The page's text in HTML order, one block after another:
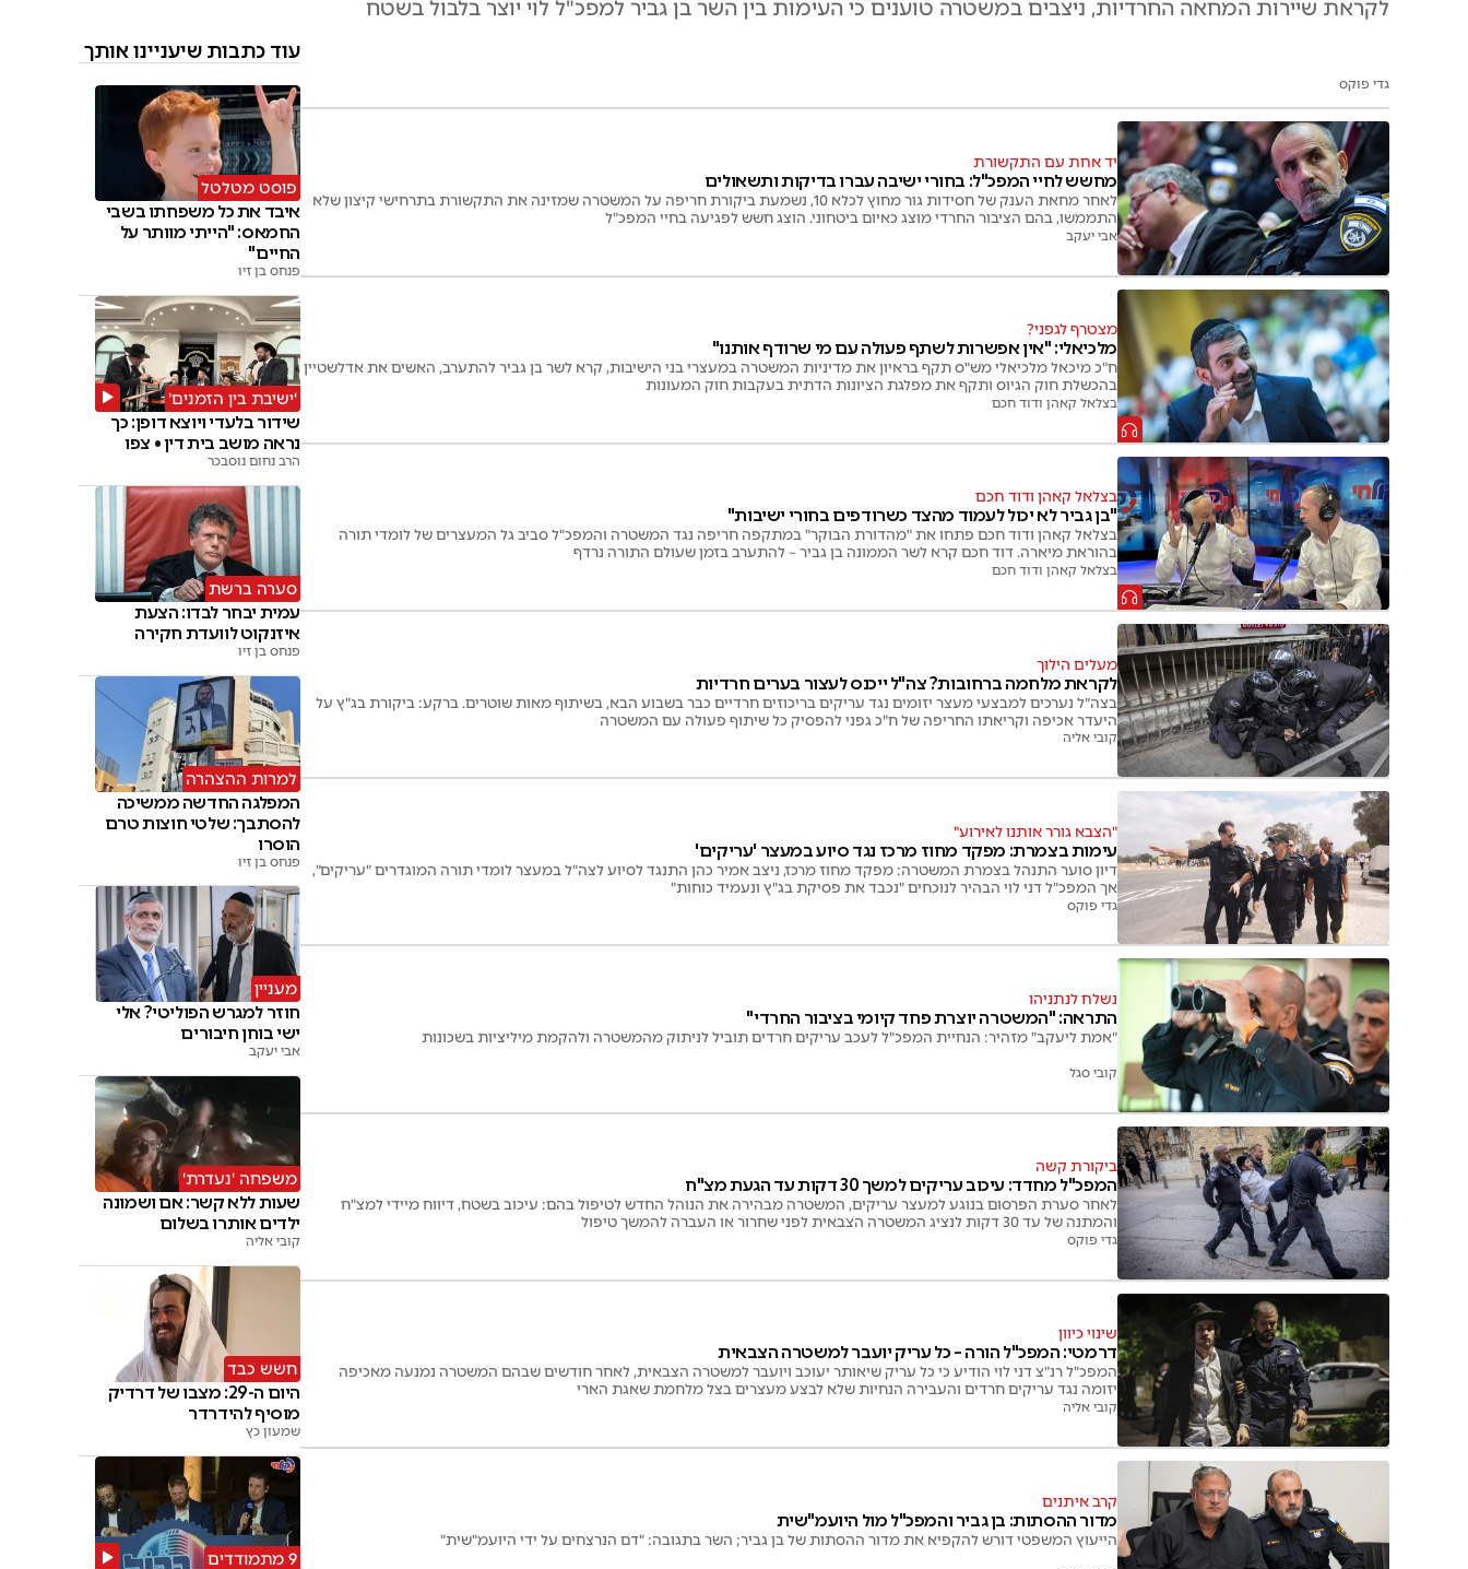
לקראת שיירות המחאה החרדיות, ניצבים במשטרה טוענים כי העימות בין השר בן גביר למפכ"ל לוי יוצר בלבול בשטח
גדי פוקס
יד אחת עם התקשורת
מחשש לחיי המפכ"ל: בחורי ישיבה עברו בדיקות ותשאולים
לאחר מחאת הענק של חסידות גור מחוץ לכלא 10, נשמעת ביקורת חריפה על המשטרה שמזינה את התקשורת בתרחישי קיצון שלא
התממשו, בהם הציבור החרדי מוצג כאיום ביטחוני. הוצג חשש לפגיעה בחיי המפכ"ל
אבי יעקב
מצטרף לגפני?
מלכיאלי: "אין אפשרות לשתף פעולה עם מי שרודף אותנו"
ח"כ מיכאל מלכיאלי מש"ס תקף בראיון את מדיניות המשטרה במעצרי בני הישיבות, קרא לשר בן גביר להתערב, האשים את אדלשטיין
בהכשלת חוק הגיוס ותקף את מפלגת הציונות הדתית בעקבות חוק המעונות
בצלאל קאהן ודוד חכם
בצלאל קאהן ודוד חכם
"בן גביר לא יכול לעמוד מהצד כשרודפים בחורי ישיבות"
בצלאל קאהן ודוד חכם פתחו את "מהדורת הבוקר" במתקפה חריפה נגד המשטרה והמפכ"ל סביב גל המעצרים של לומדי תורה
בהוראת מיארה. דוד חכם קרא לשר הממונה בן גביר – להתערב בזמן שעולם התורה נרדף
בצלאל קאהן ודוד חכם
מעלים הילוך
לקראת מלחמה ברחובות? צה"ל ייכנס לעצור בערים חרדיות
בצה״ל נערכים למבצעי מעצר יזומים נגד עריקים בריכוזים חרדיים כבר בשבוע הבא, בשיתוף מאות שוטרים. ברקע: ביקורת בג"ץ על
היעדר אכיפה וקריאתו החריפה של ח"כ גפני להפסיק כל שיתוף פעולה עם המשטרה
קובי אליה
"הצבא גורר אותנו לאירוע"
עימות בצמרת: מפקד מחוז מרכז נגד סיוע במעצר 'עריקים'
דיון סוער התנהל בצמרת המשטרה: מפקד מחוז מרכז, ניצב אמיר כהן התנגד לסיוע לצה"ל במעצר לומדי תורה המוגדרים "עריקים",
אך המפכ"ל דני לוי הבהיר לנוכחים "נכבד את פסיקת בג"ץ ונעמיד כוחות"
גדי פוקס
נשלח לנתניהו
התראה: "המשטרה יוצרת פחד קיומי בציבור החרדי"
"אמת ליעקב" מזהיר: הנחיית המפכ"ל לעכב עריקים חרדים תוביל לניתוק מהמשטרה ולהקמת מיליציות בשכונות
קובי סגל
ביקורת קשה
המפכ"ל מחדד: עיכוב עריקים למשך 30 דקות עד הגעת מצ"ח
לאחר סערת הפרסום בנוגע למעצר עריקים, המשטרה מבהירה את הנוהל החדש לטיפול בהם: עיכוב בשטח, דיווח מיידי למצ"ח
והמתנה של עד 30 דקות לנציג המשטרה הצבאית לפני שחרור או העברה להמשך טיפול
גדי פוקס
שינוי כיוון
דרמטי: המפכ"ל הורה – כל עריק יועבר למשטרה הצבאית
המפכ"ל רנ"צ דני לוי הודיע כי כל עריק שיאותר יעוכב ויועבר למשטרה הצבאית, לאחר חודשים שבהם המשטרה נמנעה מאכיפה
יזומה נגד עריקים חרדים והעבירה הנחיות שלא לבצע מעצרים בצל מלחמת שאגת הארי
קובי אליה
קרב איתנים
מדור ההסתות: בן גביר והמפכ"ל מול היועמ"שית
הייעוץ המשפטי דורש להקפיא את מדור ההסתות של בן גביר; השר בתגובה: "דם הנרצחים על ידי היועמ"שית"
עוד כתבות שיעניינו אותך
פוסט מטלטל
איבד את כל משפחתו בשבי
החמאס: "הייתי מוותר על
החיים"
פנחס בן זיו
'ישיבת בין הזמנים'
שידור בלעדי ויוצא דופן: כך
נראה מושב בית דין • צפו
הרב נחום נוסבכר
סערה ברשת
עמית יבחר לבדו: הצעת
איזנקוט לוועדת חקירה
פנחס בן זיו
למרות ההצהרה
המפלגה החדשה ממשיכה
להסתבך: שלטי חוצות טרם
הוסרו
פנחס בן זיו
מעניין
חוזר למגרש הפוליטי? אלי
ישי בוחן חיבורים
אבי יעקב
משפחה 'נעדרת'
שעות ללא קשר: אם ושמונה
ילדים אותרו בשלום
קובי אליה
חשש כבד
היום ה-29: מצבו של דרדיק
מוסיף להידרדר
שמעון כץ
9 מתמודדים